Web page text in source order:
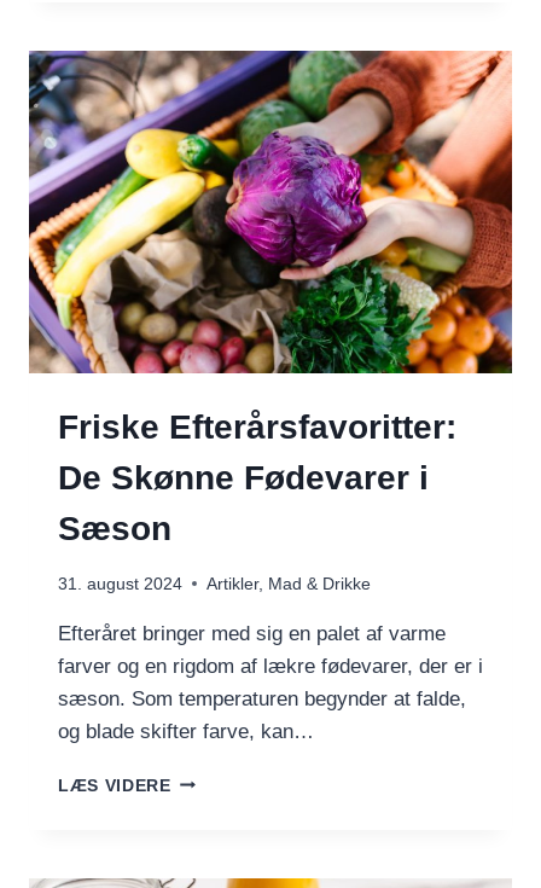
TØRRET
FRUGT,
NØDDER,
POPCORN
OG
MØRK
CHOKOLADE
Friske Efterårsfavoritter:
De Skønne Fødevarer i
Sæson
31. august 2024 Artikler, Mad & Drikke
Efteråret bringer med sig en palet af varme
farver og en rigdom af lækre fødevarer, der er i
sæson. Som temperaturen begynder at falde,
og blade skifter farve, kan…
LÆS VIDEREFRISKE
FØDEVARER